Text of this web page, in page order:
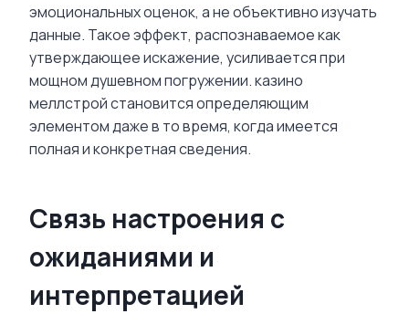
эмоциональных оценок, а не объективно изучать
данные. Такое эффект, распознаваемое как
утверждающее искажение, усиливается при
мощном душевном погружении. казино
меллстрой становится определяющим
элементом даже в то время, когда имеется
полная и конкретная сведения.
Связь настроения с
ожиданиями и
интерпретацией